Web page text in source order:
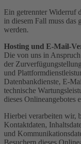
Ein getrennter Widerruf
in diesem Fall muss das
werden.
Hosting und E-Mail-
Die von uns in
der
und
Datenbankdienste, E-
technische
dieses Onlineangebotes
Hierbei verarbeiten wir,
Kontaktdaten,
und
Besuchern dieses